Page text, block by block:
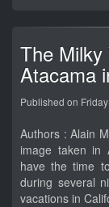
The Milky
Atacama
Published on
Authors : Alain
image taken in
have the time
during several
vacations in